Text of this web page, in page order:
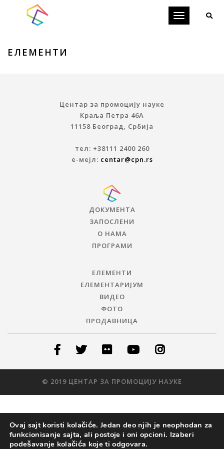
Toggle
ЕЛЕМЕНТИ
Центар за промоцију науке
Краља Петра 46A
11158 Београд, Србија
тел: +38111 2400 260
е-мејл: centar@cpn.rs
ДОКУМЕНТА
ЗАПОСЛЕНИ
О НАМА
ПРОГРАМИ
ЕЛЕМЕНТИ
ЕЛЕМЕНТАРИЈУМ
ВИДЕО
ФОТО
ПРОДАВНИЦА
© 2019 ЦЕНТАР ЗА ПРОМОЦИЈУ НАУКЕ
Ovaj sajt koristi kolačiće. Jedan deo njih je neophodan za
funkcionisanje sajta, ali postoje i oni opcioni. Izaberi
podešavanje kolačića koje ti odgovara.